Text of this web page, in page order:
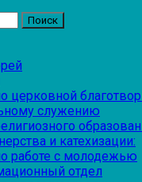
церковной
служению
и катехизации:
работе с молодежью
отдел